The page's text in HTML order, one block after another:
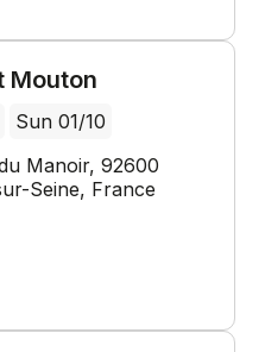
Mouton
Sun 01/10
Manoir, 92600
Seine, France